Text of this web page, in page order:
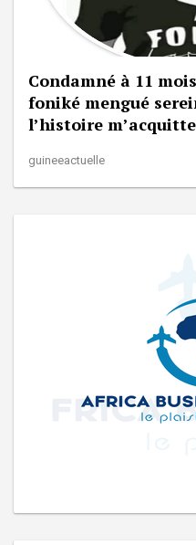
Condamné à 11
foniké mengué
l’histoire
guineeactuelle